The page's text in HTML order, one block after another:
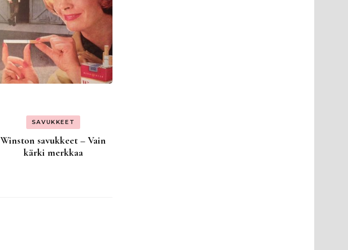
SAVUKKEET
Winston savukkeet – Vain
kärki merkkaa